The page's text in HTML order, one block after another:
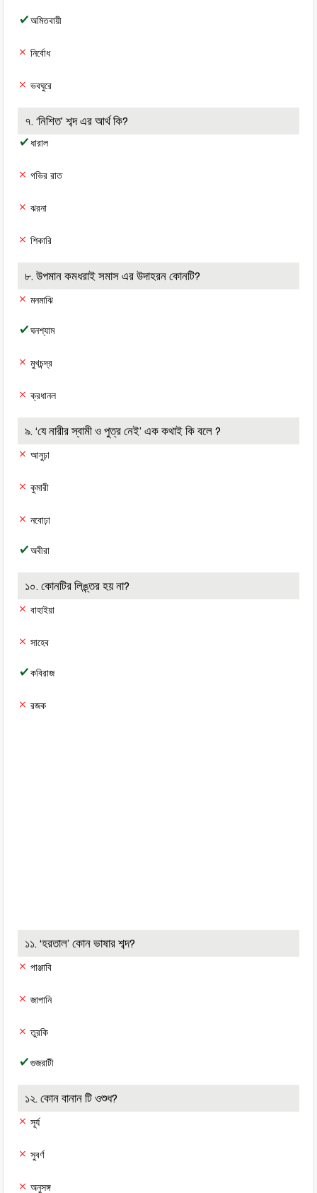
অমিতবায়ী
নির্বোধ
ভবঘুরে
৭. ‘নিশিত’ শব্দ এর আর্থ কি?
ধারাল
গভির রাত
ঝরনা
শিকারি
৮. উপমান কমধরাই সমাস এর উদাহরন কোনটি?
মনমাঝি
ঘনশ্যাম
মুখচন্দ্র
ক্রধানল
৯. ‘যে নারীর স্বামী ও পুত্র নেই’ এক কথাই কি বলে ?
আনুঢ়া
কুমারী
নবোঢ়া
অবীরা
১০. কোনটির লিঙ্ন্তর হয় না?
বাহাইয়া
সাহেব
কবিরাজ
রজক
১১. ‘হরতাল’ কোন ভাষার শব্দ?
পাঞ্জাবি
জাপানি
তুরকি
গুজরাটী
১২. কোন বানান টি ওশুধ?
সূর্য
সুবর্ণ
অনুসঙ্গ